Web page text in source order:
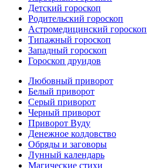
Детский гороскоп
Родительский гороскоп
Астромедицинский гороскоп
Типажный гороскоп
Западный гороскоп
Гороскоп друидов
Любовный приворот
Белый приворот
Серый приворот
Черный приворот
Приворот Вуду
Денежное колдовство
Обряды и заговоры
Лунный календарь
Магические стихи